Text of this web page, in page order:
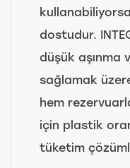
dostudur.
düşük aşınma
sağlamak
hem
için plastik
tüketim